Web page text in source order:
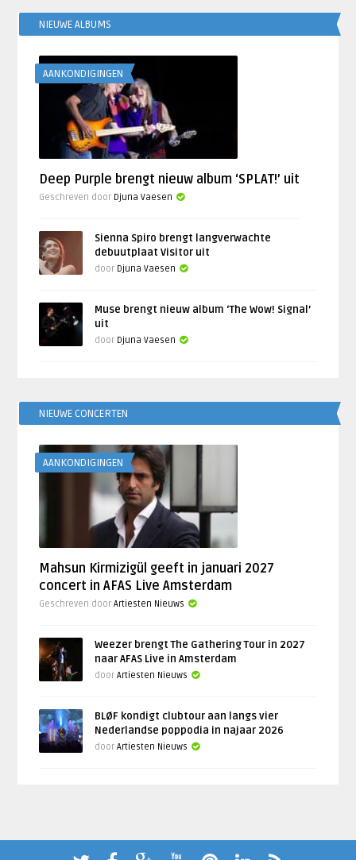
NIEUWE ALBUMS
AANKONDIGINGEN
Deep Purple brengt nieuw album ‘SPLAT!’ uit
Geschreven door Djuna Vaesen
Sienna Spiro brengt langverwachte
debuutplaat Visitor uit
door Djuna Vaesen
Muse brengt nieuw album ‘The Wow! Signal’
uit
door Djuna Vaesen
NIEUWE CONCERTEN
AANKONDIGINGEN
Mahsun Kirmizigül geeft in januari 2027
concert in AFAS Live Amsterdam
Geschreven doorArtiesten Nieuws
Weezer brengt The Gathering Tour in 2027
naar AFAS Live in Amsterdam
doorArtiesten Nieuws
BLØF kondigt clubtour aan langs vier
Nederlandse poppodia in najaar 2026
doorArtiesten Nieuws